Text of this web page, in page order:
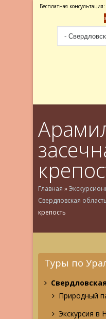
Бесплатная консультация:
Главная »
Свердловская область
крепость
Туры по
Природный
Экскурсия в